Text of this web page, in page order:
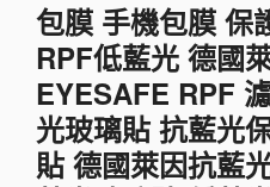
包膜 手機包膜 保
RPF低藍光 德國
EYESAFE RPF
光玻璃貼 抗藍光
貼 德國萊因抗藍